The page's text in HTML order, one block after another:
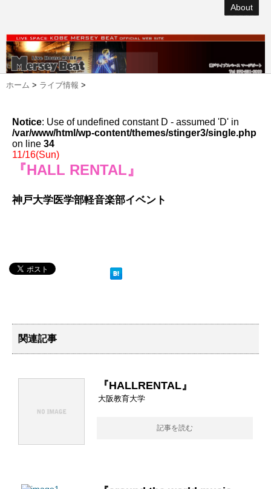
About
ホーム > ライブ情報 >
Notice: Use of undefined constant D - assumed 'D' in
/var/www/html/wp-content/themes/stinger3/single.php
on line 34
11/16(Sun)
『HALL RENTAL』
神戸大学医学部軽音楽部イベント
関連記事
『HALLRENTAL』
大阪教育大学
記事を読む